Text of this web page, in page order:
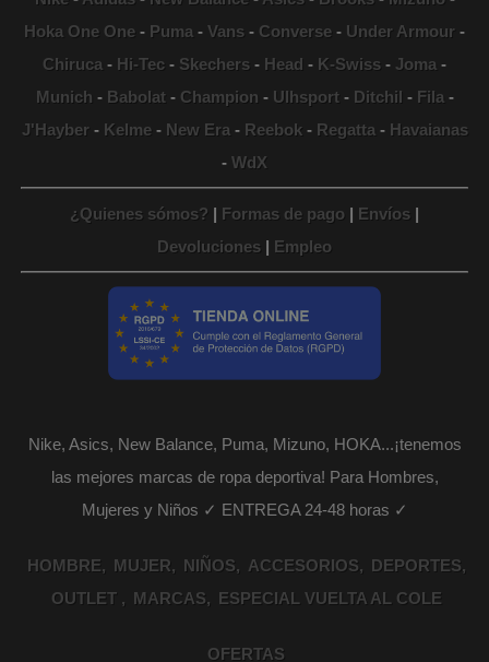
Hoka One One - Puma - Vans - Converse - Under Armour -
Chiruca - Hi-Tec - Skechers - Head - K-Swiss - Joma -
Munich - Babolat- Champion - Ulhsport- Ditchil - Fila -
J'Hayber- Kelme- New Era - Reebok- Regatta - Havaianas
- WdX
¿Quienes sómos? | Formas de pago | Envíos |
Devoluciones | Empleo
Nike, Asics, New Balance, Puma, Mizuno, HOKA...¡tenemos
las mejores marcas de ropa deportiva! Para Hombres,
Mujeres y Niños ✓ ENTREGA 24-48 horas ✓
HOMBRE MUJER NIÑOS ACCESORIOS
DEPORTES
OUTLET
MARCAS ESPECIAL VUELTA AL COLE
OFERTAS